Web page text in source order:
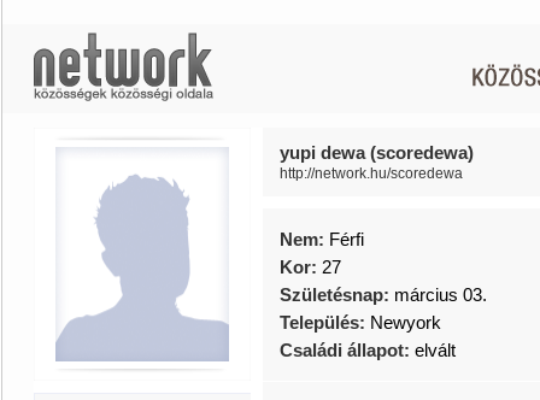
yupi dewa (scoredewa)
http://network.hu/scoredewa
Nem: Férfi
Kor: 27
Születésnap: március 03.
Település: Newyork
Családi állapot: elvált